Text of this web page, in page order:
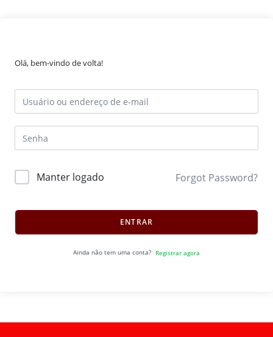
Olá, bem-vindo de volta!
Manter logado Forgot Password?
ENTRAR
Ainda não tem uma conta? Registrar agora